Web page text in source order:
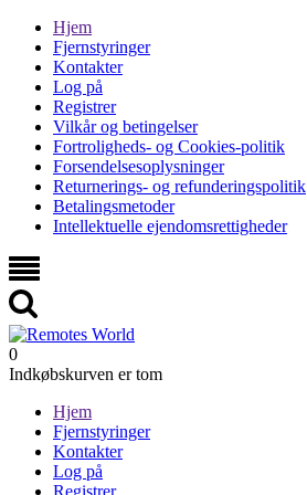
Hjem
Fjernstyringer
Kontakter
Log på
Registrer
Vilkår og betingelser
Fortroligheds- og Cookies-politik
Forsendelsesoplysninger
Returnerings- og refunderingspolitik
Betalingsmetoder
Intellektuelle ejendomsrettigheder
0
Indkøbskurven er tom
Hjem
Fjernstyringer
Kontakter
Log på
Registrer